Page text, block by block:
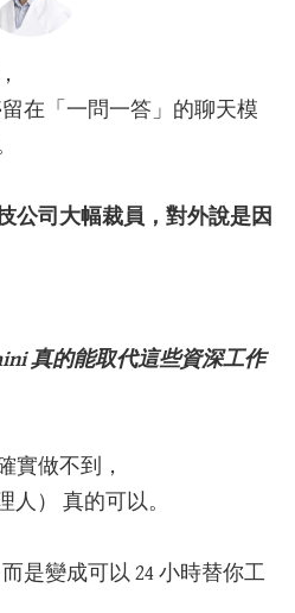
在「一問一答」的聊天模
公司大幅裁員，對外說是因
真的能取代這些資深工作
實做不到，
人） 真的可以。
是變成可以 24 小時替你工